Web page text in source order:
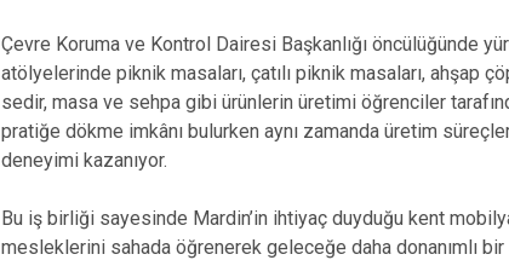
Çevre Koruma ve Kontrol Dairesi Başkanlığı öncülüğünde
atölyelerinde piknik masaları, çatılı piknik masaları, ahşap
sedir, masa ve sehpa gibi ürünlerin üretimi öğrenciler
pratiğe dökme imkânı bulurken aynı zamanda üretim
deneyimi kazanıyor.
Bu iş birliği sayesinde Mardin’in ihtiyaç duyduğu kent
mesleklerini sahada öğrenerek geleceğe daha donanımlı